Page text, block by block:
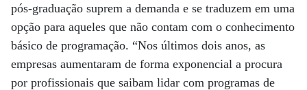
pós-graduação suprem a demanda e se traduzem em uma
opção para aqueles que não contam com o conhecimento
básico de programação. “Nos últimos dois anos, as
empresas aumentaram de forma exponencial a procura
por profissionais que saibam lidar com programas de